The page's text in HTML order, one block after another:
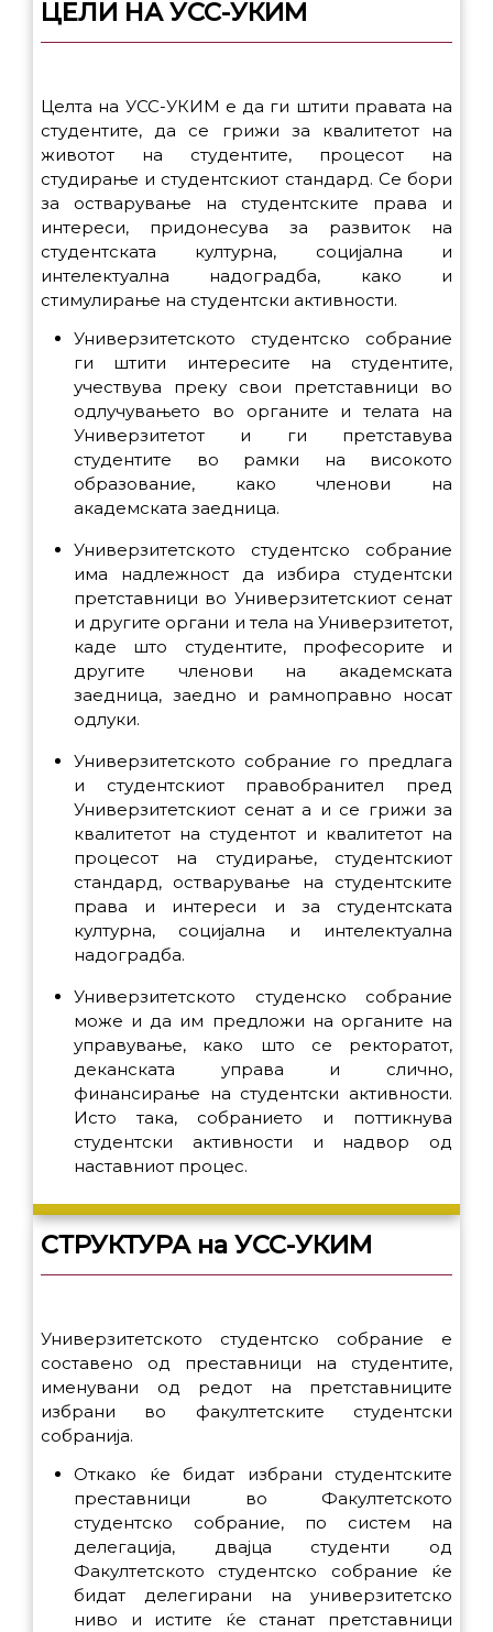
ЦЕЛИ НА УСС-УКИМ
Целта на УСС-УКИМ е да ги штити правата на
студентите, да се грижи за квалитетот на
животот на студентите, процесот на
студирање и студентскиот стандард. Се бори
за остварување на студентските права и
интереси, придонесува за развиток на
студентската културна, социјална и
интелектуална надоградба, како и
стимулирање на студентски активности.
Универзитетското студентско собрание
ги штити интересите на студентите,
учествува преку свои претставници во
одлучувањето во органите и телата на
Универзитетот и ги претставува
студентите во рамки на високото
образование, како членови на
академската заедница.
Универзитетското студентско собрание
има надлежност да избира студентски
претставници во Универзитетскиот сенат
и другите органи и тела на Универзитетот,
каде што студентите, професорите и
другите членови на академската
заедница, заедно и рамноправно носат
одлуки.
Универзитетското собрание го предлага
и студентскиот правобранител пред
Универзитетскиот сенат а и се грижи за
квалитетот на студентот и квалитетот на
процесот на студирање, студентскиот
стандард, остварување на студентските
права и интереси и за студентската
културна, социјална и интелектуална
надоградба.
Универзитетското студенско собрание
може и да им предложи на органите на
управување, како што се ректоратот,
деканската управа и слично,
финансирање на студентски активности.
Исто така, собранието и поттикнува
студентски активности и надвор од
наставниот процес.
СТРУКТУРА на УСС-УКИМ
Универзитетското студентско собрание е
составено од преставници на студентите,
именувани од редот на претставниците
избрани во факултетските студентски
собранија.
Откако ќе бидат избрани студентските
преставници во Факултетското
студентско собрание, по систем на
делегација, двајца студенти од
Факултетското студентско собрание ќе
бидат делегирани на универзитетско
ниво и истите ќе станат претставници